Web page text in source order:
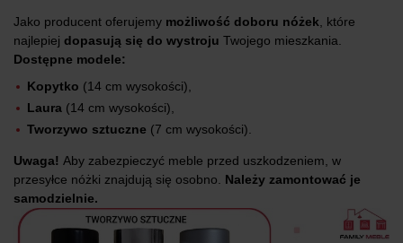
Jako producent oferujemy możliwość doboru nóżek, które
najlepiej dopasują się do wystroju Twojego mieszkania.
Dostępne modele:
Kopytko (14 cm wysokości),
Laura (14 cm wysokości),
Tworzywo sztuczne (7 cm wysokości).
Uwaga! Aby zabezpieczyć meble przed uszkodzeniem, w
przesyłce nóżki znajdują się osobno. Należy zamontować je
samodzielnie.